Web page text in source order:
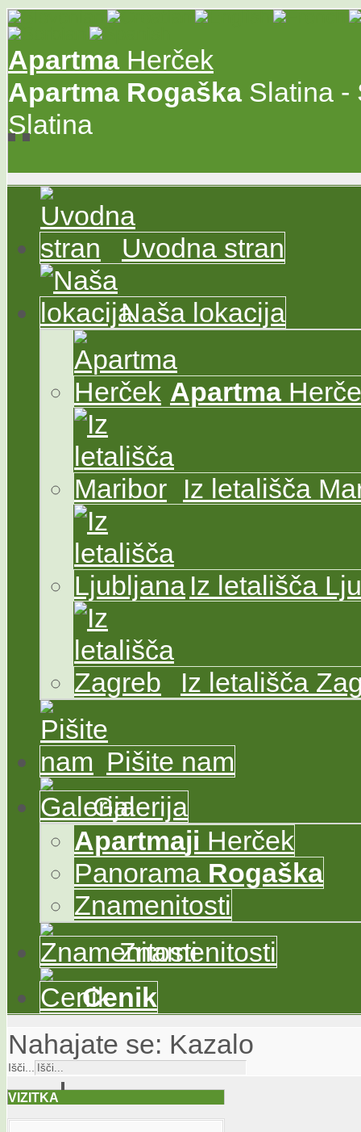
ApartmaHerček
Apartma RogaškaSlatina -
Slatina
Uvodna stran
Naša lokacija
Apartma
Iz letališča
Iz letališča
Iz letališča
Pišite nam
Galerija
Apartmaji Herček
Panorama Rogaška
Znamenitosti
Znamenitosti
Cenik
Nahajate se: Kazalo
Išči...
VIZITKA